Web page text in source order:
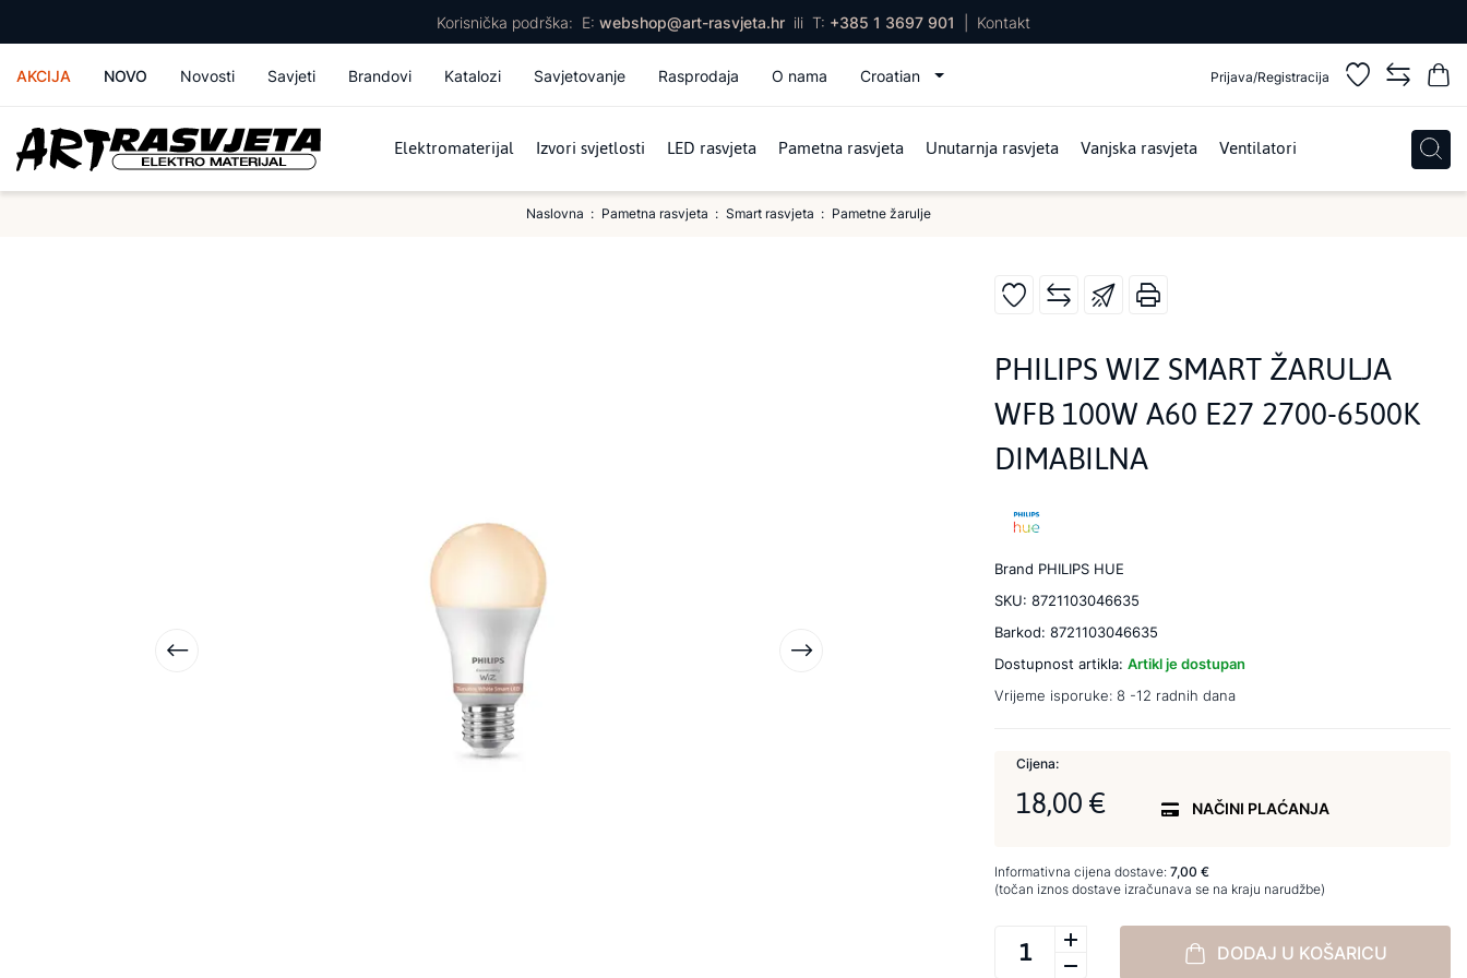
Korisnička podrška: E: webshop@art-rasvjeta.hr ili T: +385 1 3697 901 Kontakt
AKCIJA NOVO Novosti Savjeti Brandovi Katalozi Savjetovanje Rasprodaja O nama Croatian Prijava/Registracija
Elektromaterijal Izvori svjetlosti LED rasvjeta Pametna rasvjeta Unutarnja rasvjeta Vanjska rasvjeta Ventilatori
Naslovna Pametna rasvjeta Smart rasvjeta Pametne žarulje
PHILIPS WIZ SMART ŽARULJA
WFB 100W A60 E27 2700-6500K
DIMABILNA
Brand PHILIPS HUE
SKU: 8721103046635
Barkod: 8721103046635
Dostupnost artikla: Artikl je dostupan
Vrijeme isporuke: 8 -12 radnih dana
Cijena:
18,00 € NAČINI PLAĆANJA
Informativna cijena dostave: 7,00 €
(točan iznos dostave izračunava se na kraju narudžbe)
DODAJ U KOŠARICU